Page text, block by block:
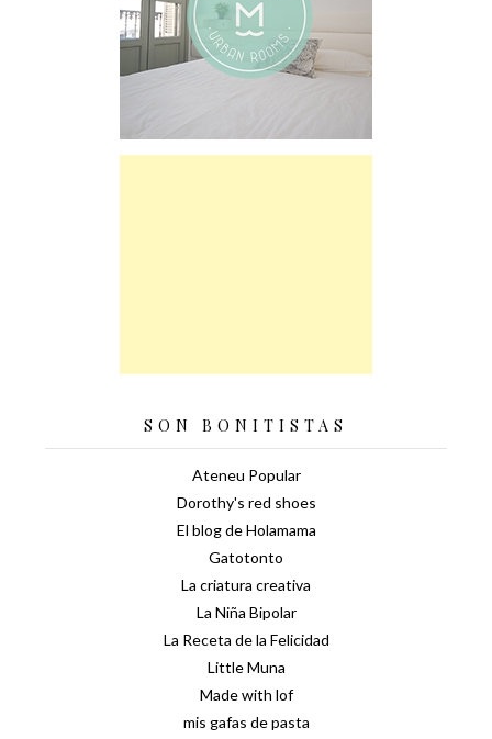
SON BONITISTAS
Ateneu Popular
Dorothy's red shoes
El blog de Holamama
Gatotonto
La criatura creativa
La Niña Bipolar
La Receta de la Felicidad
Little Muna
Made with lof
mis gafas de pasta